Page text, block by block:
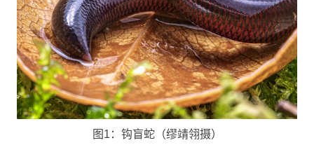
图1：钩盲蛇（缪靖翎摄）